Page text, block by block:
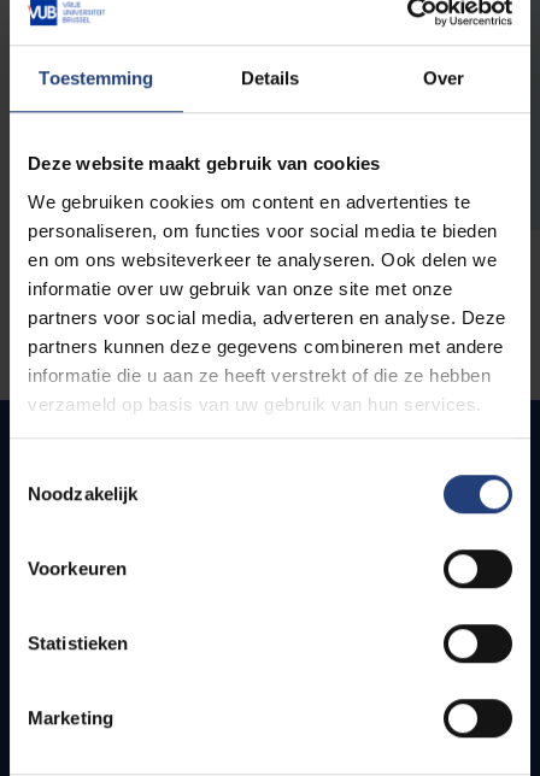
Toestemming Details Over
Deze website maakt gebruik van cookies
We gebruiken cookies om content en advertenties te
personaliseren, om functies voor social media te bieden
en om ons websiteverkeer te analyseren. Ook delen we
informatie over uw gebruik van onze site met onze
partners voor social media, adverteren en analyse. Deze
partners kunnen deze gegevens combineren met andere
informatie die u aan ze heeft verstrekt of die ze hebben
verzameld op basis van uw gebruik van hun services.
Noodzakelijk
Voorkeuren
Statistieken
Marketing
De volledige URL van de pagina waar je de fout zag.
Snel naar
Bereikbaarheid